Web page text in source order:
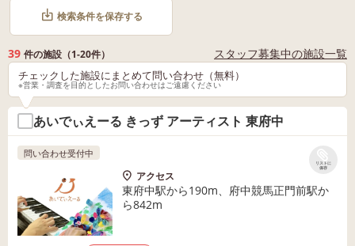
検索条件を保存する
39 件の施設（1-20件） スタッフ募集中の施設一覧
チェックした施設にまとめて問い合わせ（無料）
※営業・調査を目的としたお問い合わせはご遠慮ください
あいでぃえーる きっず アーティスト 東府中
リストに
保存
問い合わせ受付中
アクセス
東府中駅から190m、府中競馬正門前駅か
ら842m